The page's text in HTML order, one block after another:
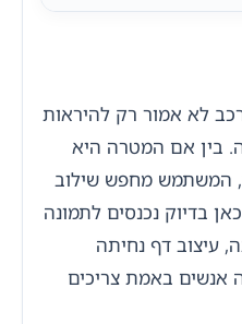
לא אמור רק להיראות
בין אם המטרה היא
המשתמש מחפש שילוב
בדיוק נכנסים לתמונה
עיצוב דף נחיתה
אנשים באמת צריכים